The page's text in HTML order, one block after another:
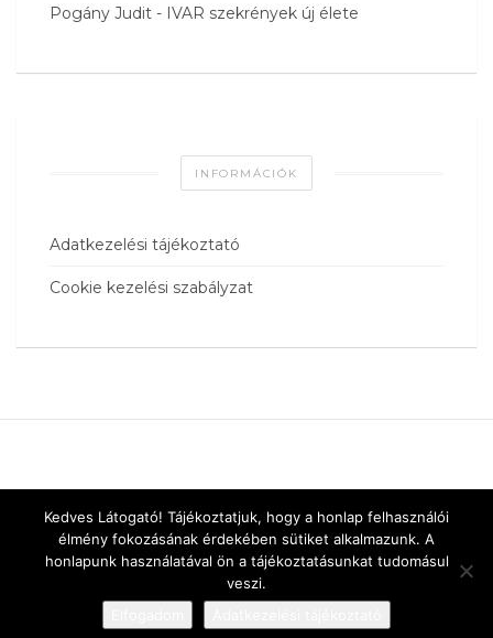
Pogány Judit - IVAR szekrények új élete
INFORMÁCIÓK
Adatkezelési tájékoztató
Cookie kezelési szabályzat
Kedves Látogató! Tájékoztatjuk, hogy a honlap felhasználói
élmény fokozásának érdekében sütiket alkalmazunk. A
honlapunk használatával ön a tájékoztatásunkat tudomásul
veszi.